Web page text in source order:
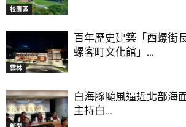
校園區
雲林
百年歷史建築「西螺街
螺客町文化館」...
白海豚颱風逼近北部海
主持白...